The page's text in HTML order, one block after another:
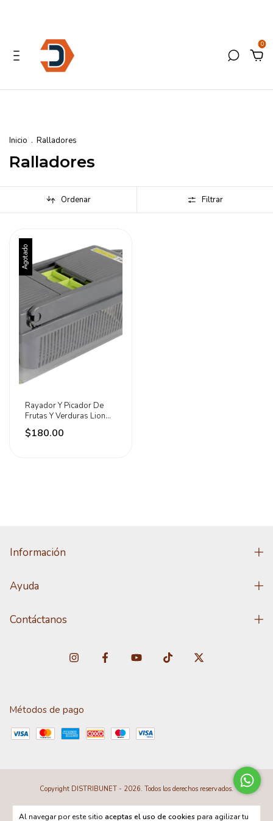
0
Al navegar por este sitio aceptas el uso de cookies para agilizar tu
Inicio . Ralladores
Ralladores
Ordenar Filtrar
Agotado
Rayador Y Picador De
Frutas Y Verduras Lion
Tools Gris
$180.00
Información
Ayuda
Contáctanos
Métodos de pago
Copyright DISTRIBUNET - 2026. Todos los derechos reservados.